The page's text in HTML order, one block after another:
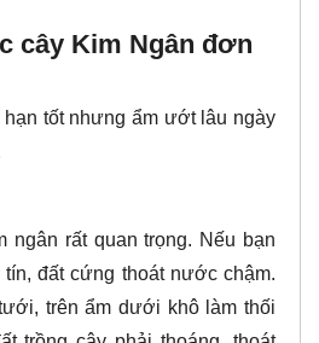
cây Kim Ngân đơn
tốt nhưng ẩm ướt lâu ngày
ngân rất quan trọng. Nếu bạn
đất cứng thoát nước chậm.
trên ẩm dưới khô làm thối